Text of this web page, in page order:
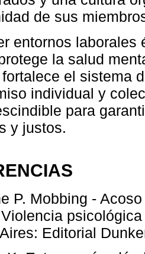
de sus
entornos
la salud
el sistema
individual y
para
y justos.
P. Mobbing -
Editorial